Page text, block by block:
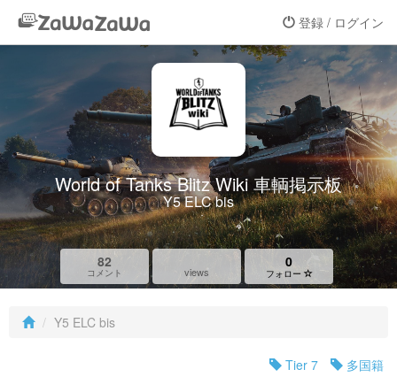
登録 / ログイン
World of Tanks Blitz Wiki 車輌掲示板
Y5 ELC bis
82
コメント views
0
フォロー
Y5 ELC bis
Tier 7
多国籍